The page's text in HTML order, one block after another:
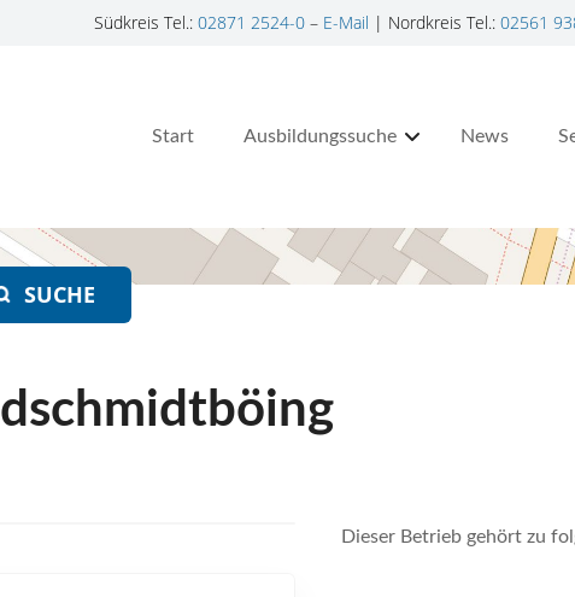
Südkreis Tel.: 02871 2524-0– E-Mail | Nordkreis Tel.: 02561
Start Ausbildungssuche News
SUCHE
Dieser Betrieb gehört zu